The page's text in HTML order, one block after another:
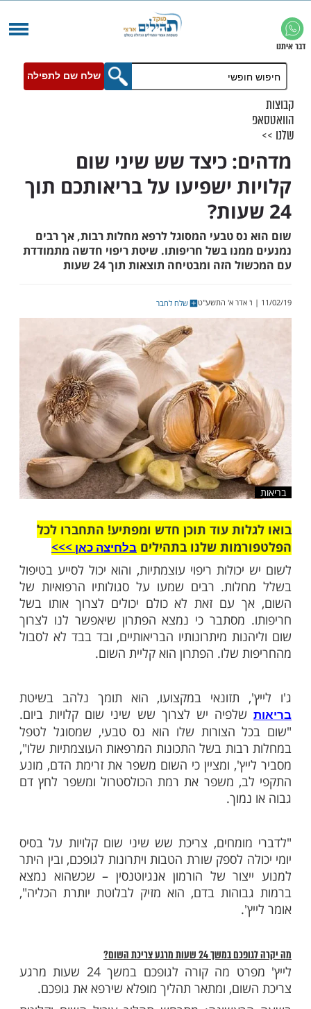
שלח שם לתפילה
כיצד שש שיני שום
ישפיעו על בריאותכם תוך
טבעי המסוגל לרפא מחלות רבות, אך רבים
בשל חריפותו. שיטת ריפוי חדשה מתמודדת
ומבטיחה תוצאות תוך 24 שעות
שלח לחבר
עוד תוכן חדש ומפתיע! התחברו לכל
ריפוי עוצמתיות, והוא יכול לסייע בטיפול
רבים שמעו על סגולותיו הרפואיות של
עם זאת לא כולם יכולים לצרוך אותו בשל
מסתבר כי נמצא הפתרון שיאפשר לנו לצרוך
מיתרונותיו הבריאותיים, ובד בבד לא לסבול
תזונאי במקצועו, הוא תומך נלהב בשיטת
יש לצרוך שש שיני שום קלויות ביום.
הצורות שלו הוא נס טבעי, שמסוגל לטפל
ומציין כי השום משפר את זרימת הדם, מונע
משפר את רמת הכולסטרול ומשפר לחץ דם